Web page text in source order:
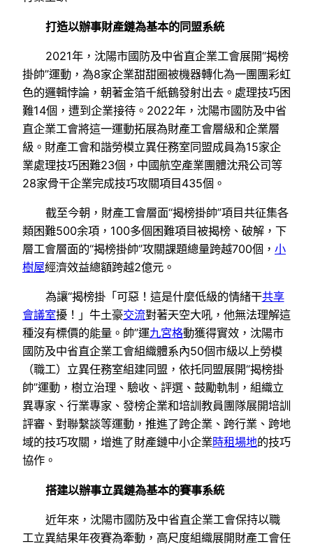
打造以辦事財產鏈為基本的同盟系統
2021年，沈陽市國防及中省直企業工會展開“揭榜
掛帥”運動，為8家企業甜甜圈被機器轉化為一團團彩虹
色的邏輯悖論，朝著金箔千紙鶴發射出去。處理技巧困
難14個，遭到企業接待。2022年，沈陽市國防及中省
直企業工會將這一運動拓展為財產工會層級和企業層
級。財產工會和諧勞模立異任務室同盟成員為15家企
業處理技巧困難23個，中國航空產業團體沈飛公司等
28家骨干企業完成技巧攻關項目435個。
截至今朝，財產工會層面“揭榜掛帥”項目共征集各
類困難500余項，100多個困難項目被揭榜、破解，下
層工會層面的“揭榜掛帥”攻關課題總量跨越700個， 小
樹屋經濟效益總額跨越2億元。
為讓“揭榜掛「可惡！這是什麼低級的情緒干共享
會議室擾！」牛土豪交流對著天空大吼，他無法理解這
種沒有標價的能量。帥”運九宮格動獲得實效，沈陽市
國防及中省直企業工會組織體系內50個市級以上勞模
（職工）立異任務室組建同盟，依托同盟展開“揭榜掛
帥”運動，樹立治理、驗收、評選、鼓勵軌制，組織立
異專家、行業專家、發榜企業和培訓教員團隊展開培訓
評審、對聯繫談等運動，推進了跨企業、跨行業、跨地
域的技巧攻關，增進了財產鏈中小企業時租場地的技巧
協作。
搭建以辦事立異鏈為基本的賽事系統
近年來，沈陽市國防及中省直企業工會保持以職
工立異結果年夜賽為牽動，高尺度組織展開財產工會任